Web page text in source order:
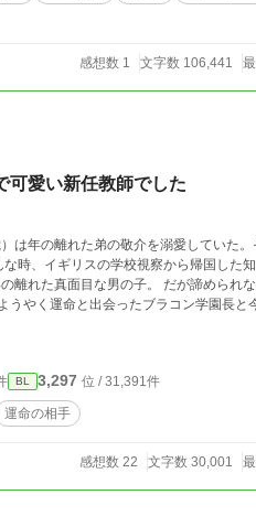
感想数 1 文字数 106,441
可愛い新任教師でした
は年の離れた弟の敬介を溺愛していた
時、イギリスの学校視察から帰国した
離れた真面目な男の子。 だが諦められ
BL 3,297 位 / 31,391件
運命の相手
感想数 22 文字数 30,001